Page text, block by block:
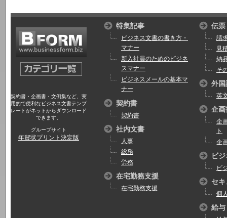
契約書・企画書・文例集など、実
用的で便利なビジネス文書テンプ
レートがネットからダウンロード
できます。
グループサイト
年賀状プリント決定版
特集記事
ビジネス文書の書き方・
マナー
新入社員のためのビジネ
スマナー
ビジネスメールの基本マ
ナー
契約書
契約書
社内文書
人事
総務
労務
在宅勤務支援
在宅勤務支援
伝票
請
見
納
そ
外国
英
企画
企
ト
企
ビ
ビ
セ
個
給与